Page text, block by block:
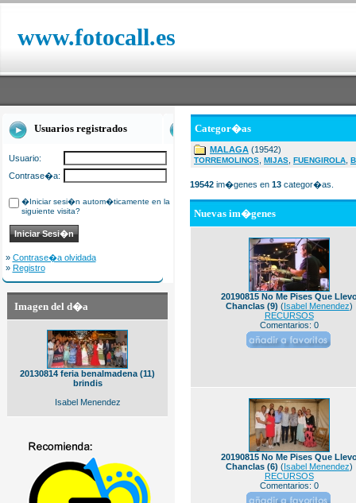
www.fotocall.es
Usuarios registrados
Usuario:
Contrase�a:
�Iniciar sesi�n autom�ticamente en la
siguiente visita?
» Contrase�a olvidada
» Registro
Imagen del d�a
20130814 feria benalmadena (11)
brindis
Isabel Menendez
Categor�as
MALAGA (19542)
TORREMOLINOS MIJAS FUENGIROLA
19542 im�genes en 13 categor�as.
Nuevas im�genes
20190815 No Me Pises Que
Chanclas (9) (Isabel Menendez)
RECURSOS
Comentarios: 0
20190815 No Me Pises Que
Chanclas (6) (Isabel Menendez)
RECURSOS
Comentarios: 0